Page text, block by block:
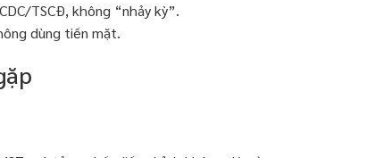
TSCĐ, không “nhảy kỳ”.
dùng tiền mặt.